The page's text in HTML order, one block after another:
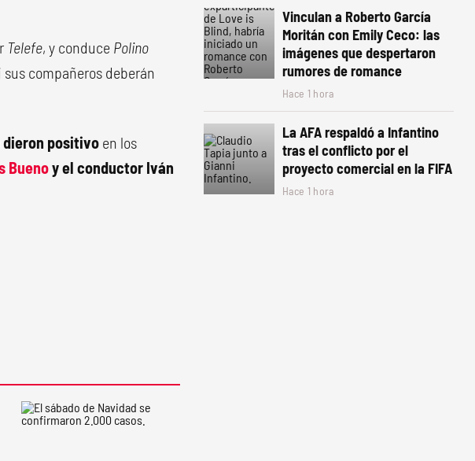
Telefe, y conduce Polino
compañeros deberán
dieron positivo en los
Buenoy el conductor Iván
Vinculan a Roberto García
Moritán con Emily Ceco: las
imágenes que despertaron
rumores de romance
Hace 1 hora
La AFA respaldó a Infantino
tras el conflicto por el
proyecto comercial en la FIFA
Hace 1 hora